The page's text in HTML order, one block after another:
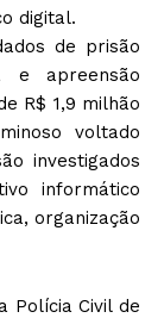
digital.
de prisão
e apreensão
R$ 1,9 milhão
voltado
investigados
informático
organização
Polícia Civil de